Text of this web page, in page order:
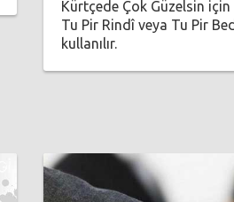
Kürtçede Çok Güzelsin için
Tu Pir Rindî veya Tu Pir
kullanılır.